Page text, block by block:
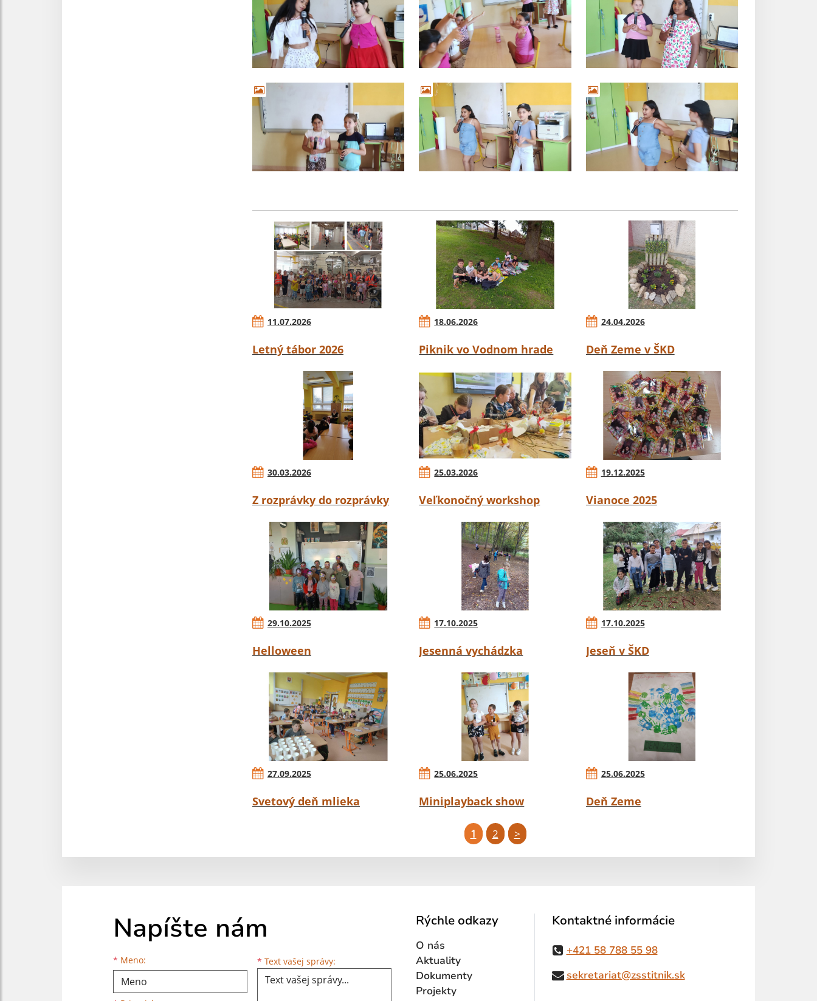
11.07.2026
Letný tábor 2026
18.06.2026
Piknik vo Vodnom hrade
24.04.2026
Deň Zeme v ŠKD
30.03.2026
Z rozprávky do rozprávky
25.03.2026
Veľkonočný workshop
19.12.2025
Vianoce 2025
29.10.2025
Helloween
17.10.2025
Jesenná vychádzka
17.10.2025
Jeseň v ŠKD
27.09.2025
Svetový deň mlieka
25.06.2025
Miniplayback show
25.06.2025
Deň Zeme
1 2 >
Napíšte nám
* Meno:
Meno
Priezvisko
E-mailová adresa * Text vašej správy: Text vašej správy...
Rýchle odkazy
O nás
Aktuality
Dokumenty
Projekty
Kontaktné informácie
+421 58 788 55 98
sekretariat@zsstitnik.sk